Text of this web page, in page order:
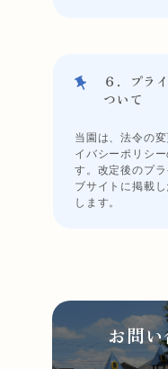
６．プラ
ついて
当園は、法令の
イバシーポリシ
す。改定後のプ
ブサイトに掲載
します。
お問